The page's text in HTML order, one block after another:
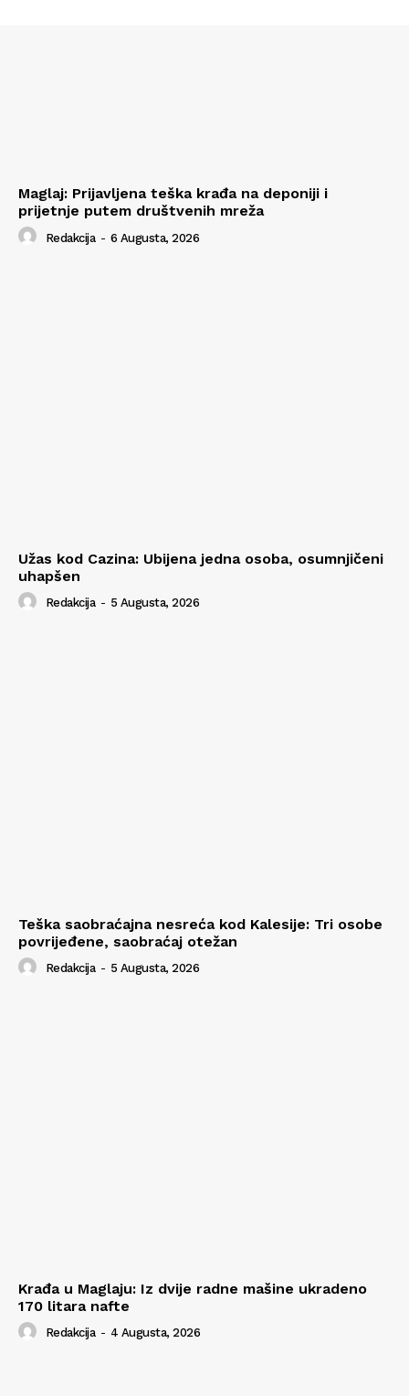
Maglaj: Prijavljena teška krađa na deponiji i
prijetnje putem društvenih mreža
Redakcija - 6 Augusta, 2026
Užas kod Cazina: Ubijena jedna osoba, osumnjičeni
uhapšen
Redakcija - 5 Augusta, 2026
Teška saobraćajna nesreća kod Kalesije: Tri osobe
povrijeđene, saobraćaj otežan
Redakcija - 5 Augusta, 2026
Krađa u Maglaju: Iz dvije radne mašine ukradeno
170 litara nafte
Redakcija - 4 Augusta, 2026